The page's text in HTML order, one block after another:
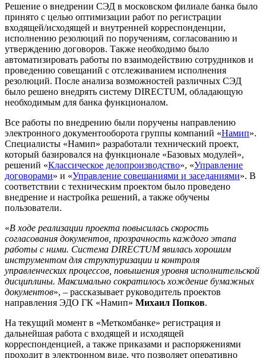
Решение о внедрении СЭД в московском филиале банка было
принято с целью оптимизации работ по регистрации
входящей/исходящей и внутренней корреспонденции,
исполнению резолюций по поручениям, согласованию и
утверждению договоров. Также необходимо было
автоматизировать работы по взаимодействию сотрудников и
проведению совещаний с отслеживанием исполнения
резолюций. После анализа возможностей различных СЭД
было решено внедрять систему DIRECTUM, обладающую
необходимым для банка функционалом.
Все работы по внедрению были поручены направлению
электронного документооборота группы компаний «Намип».
Специалисты «Намип» разработали технический проект,
который базировался на функционале «Базовых модулей»,
решений «Классическое делопроизводство», «Управление
договорами» и «Управление совещаниями и заседаниями». В
соответствии с техническим проектом было проведено
внедрение и настройка решений, а также обучены
пользователи.
«В ходе реализации проекта повысилась скорость
согласования документов, прозрачность каждого этапа
работы с ними. Система DIRECTUM явилась хорошим
инструментом для структуризации и контроля
управленческих процессов, повышения уровня исполнительской
дисциплины. Максимально сократилось хождение бумажных
документов», – рассказывает руководитель проектов
направления ЭДО ГК «Намип» Михаил Попков.
На текущий момент в «Меткомбанке» регистрация и
дальнейшая работа с входящей и исходящей
корреспонденцией, а также приказами и распоряжениями
проходит в электронном виде, что позволяет оперативно